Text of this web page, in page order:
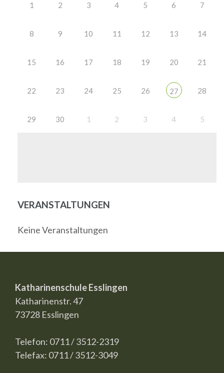
1 2 3 4 5 6 7
8 9 10 11 12 13 14
15 16 17 18 19 20 21
22 23 24 25 26 27 28
29 30 1 2 3 4 5
VERANSTALTUNGEN
Keine Veranstaltungen
Katharinenschule Esslingen
Katharinenstr. 47
73728 Esslingen
Telefon: 0711 / 3512-2319
Telefax: 0711 / 3512-3049